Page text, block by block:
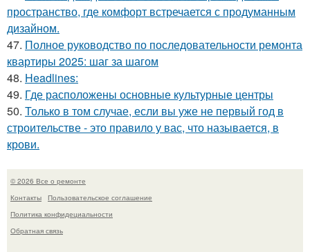
пространство, где комфорт встречается с продуманным
дизайном.
47. Полное руководство по последовательности ремонта
квартиры 2025: шаг за шагом
48. Headlines:
49. Где расположены основные культурные центры
50. Только в том случае, если вы уже не первый год в
строительстве - это правило у вас, что называется, в
крови.
© 2026 Все о ремонте
Контакты
Пользовательское соглашение
Политика конфидециальности
Обратная связь